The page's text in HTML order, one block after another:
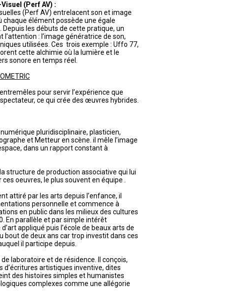
(Perf AV) :
(Perf AV) entrelacent son et image
chaque élément possède une égale
les débuts de cette pratique, un
: l’image génératrice de son,
utilisées. Ces trois exemple : Uffo 77,
cette alchimie où la lumière et le
sonore en temps réel.
pour servir l’expérience que
ce qui crée des œuvres hybrides.
pluridisciplinaire, plasticien,
et Metteur en scène. il mêle l’image
dans un rapport constant à
la structure de production associative qui lui
oeuvres, le plus souvent en équipe .
attiré par les arts depuis l’enfance, il
personnelle et commence à
en public dans les milieux des cultures
En parallèle et par simple intérêt
appliqué puis l’école de beaux arts de
bout de deux ans car trop investit dans ces
il participe depuis.
laboratoire et de résidence. Il conçois,
d’écritures artistiques inventive, dites
des histoires simples et humanistes
complexes comme une allégorie